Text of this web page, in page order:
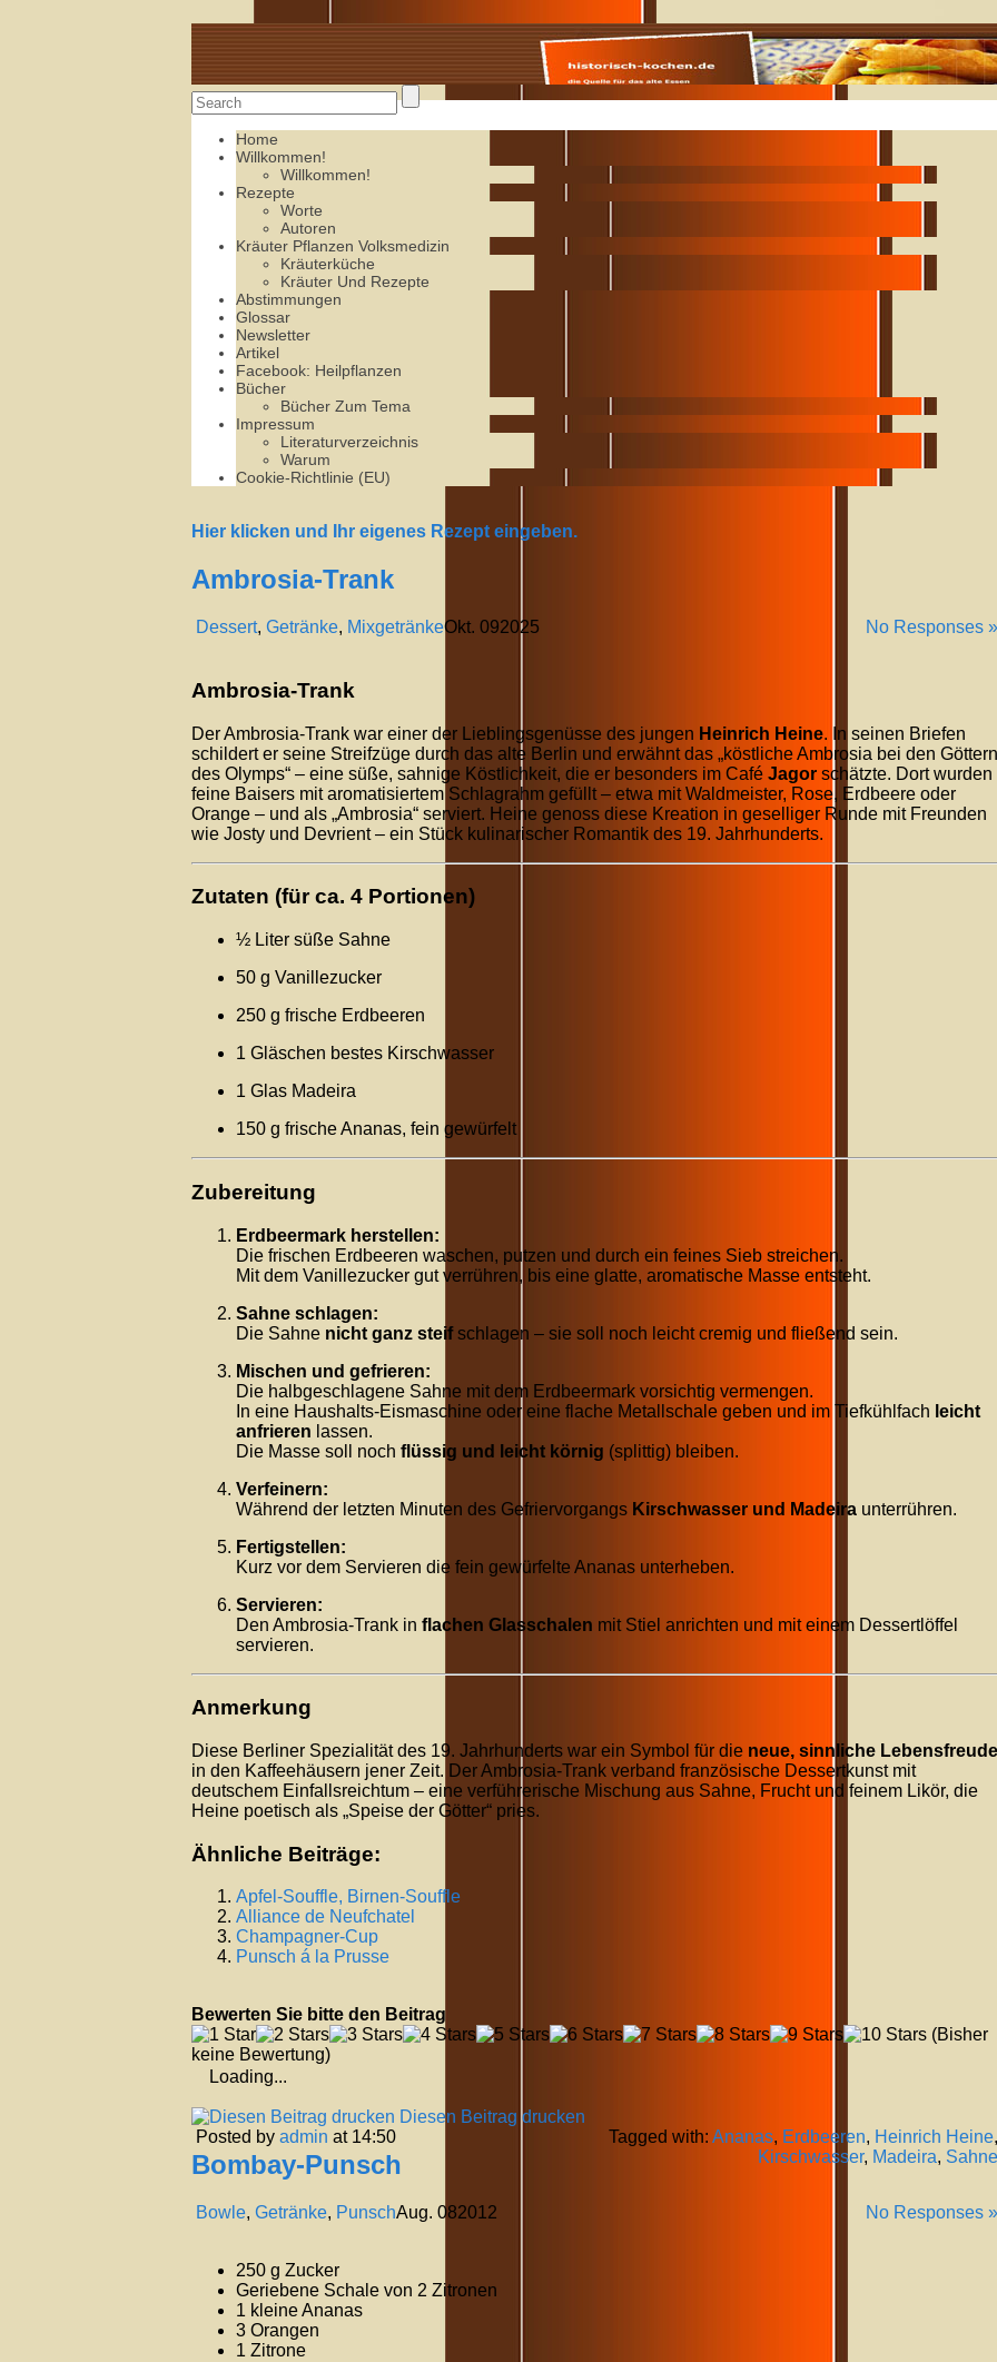
Alte Rezepte online
Home
Willkommen!
Willkommen!
Rezepte
Worte
Autoren
Kräuter Pflanzen Volksmedizin
Kräuterküche
Kräuter Und Rezepte
Abstimmungen
Glossar
Newsletter
Artikel
Facebook: Heilpflanzen
Bücher
Bücher Zum Tema
Impressum
Literaturverzeichnis
Warum
Cookie-Richtlinie (EU)
Hier klicken und Ihr eigenes Rezept eingeben.
Ambrosia-Trank
Dessert, Getränke, Mixgetränke No Responses »
Okt. 092025
Ambrosia-Trank
Der Ambrosia-Trank war einer der Lieblingsgenüsse des jungen Heinrich Heine. In seinen Briefen
schildert er seine Streifzüge durch das alte Berlin und erwähnt das „köstliche Ambrosia bei den Göttern
des Olymps“ – eine süße, sahnige Köstlichkeit, die er besonders im Café Jagor schätzte. Dort wurden
feine Baisers mit aromatisiertem Schlagrahm gefüllt – etwa mit Waldmeister, Rose, Erdbeere oder
Orange – und als „Ambrosia“ serviert. Heine genoss diese Kreation in geselliger Runde mit Freunden
wie Josty und Devrient – ein Stück kulinarischer Romantik des 19. Jahrhunderts.
Zutaten (für ca. 4 Portionen)
½ Liter süße Sahne
50 g Vanillezucker
250 g frische Erdbeeren
1 Gläschen bestes Kirschwasser
1 Glas Madeira
150 g frische Ananas, fein gewürfelt
Zubereitung
Erdbeermark herstellen:
Die frischen Erdbeeren waschen, putzen und durch ein feines Sieb streichen.
Mit dem Vanillezucker gut verrühren, bis eine glatte, aromatische Masse entsteht.
Sahne schlagen:
Die Sahne nicht ganz steifschlagen – sie soll noch leicht cremig und fließend sein.
Mischen und gefrieren:
Die halbgeschlagene Sahne mit dem Erdbeermark vorsichtig vermengen.
In eine Haushalts-Eismaschine oder eine flache Metallschale geben und im Tiefkühlfach leicht
anfrieren lassen.
Die Masse soll noch flüssig und leicht körnig (splittig) bleiben.
Verfeinern:
Während der letzten Minuten des Gefriervorgangs Kirschwasser und Madeira unterrühren.
Fertigstellen:
Kurz vor dem Servieren die fein gewürfelte Ananas unterheben.
Servieren:
Den Ambrosia-Trank in flachen Glasschalen mit Stiel anrichten und mit einem Dessertlöffel
servieren.
Anmerkung
Diese Berliner Spezialität des 19. Jahrhunderts war ein Symbol für die neue, sinnliche Lebensfreude
in den Kaffeehäusern jener Zeit. Der Ambrosia-Trank verband französische Dessertkunst mit
deutschem Einfallsreichtum – eine verführerische Mischung aus Sahne, Frucht und feinem Likör, die
Heine poetisch als „Speise der Götter“ pries.
Ähnliche Beiträge:
Apfel-Souffle, Birnen-Souffle
Alliance de Neufchatel
Champagner-Cup
Punsch á la Prusse
Bewerten Sie bitte den Beitrag
(Bisher
keine Bewertung)
Loading...
Diesen Beitrag drucken
Posted by admin at 14:50 Tagged with: Ananas, Erdbeeren, Heinrich Heine,
Kirschwasser, Madeira, Sahne
Bombay-Punsch
Bowle, Getränke, Punsch No Responses »
Aug. 082012
250 g Zucker
Geriebene Schale von 2 Zitronen
1 kleine Ananas
3 Orangen
1 Zitrone